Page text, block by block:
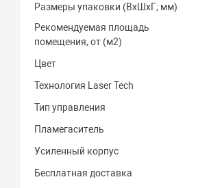
Размеры упаковки (ВхШхГ; мм)
Рекомендуемая площадь
помещения, от (м2)
Цвет
Технология Laser Tech
Тип управления
Пламегаситель
Усиленный корпус
Бесплатная доставка